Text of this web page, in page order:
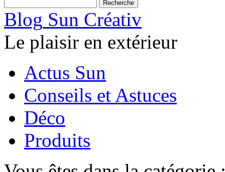
Blog Sun Créativ
Le plaisir en extérieur
Actus Sun
Conseils et Astuces
Déco
Produits